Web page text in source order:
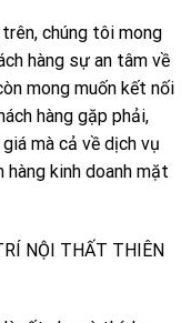
chúng tôi mong
hàng sự an tâm về
mong muốn kết nối
hàng gặp phải,
mà cả về dịch vụ
hàng kinh doanh mặt